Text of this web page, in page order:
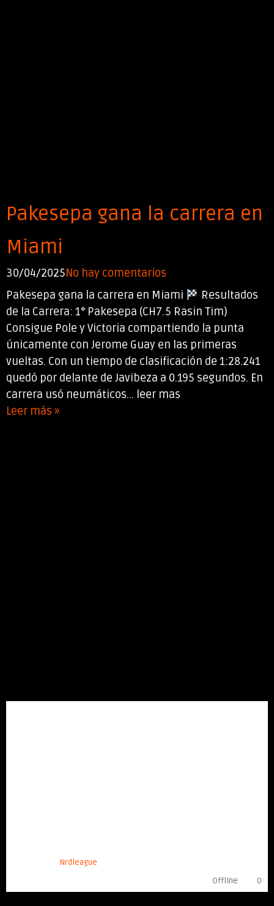
Pakesepa gana la carrera en
Miami
30/04/2025No hay comentarios
Pakesepa gana la carrera en Miami
Resultados
de la Carrera: 1° Pakesepa (CH7.5 Rasin Tim)
Consigue Pole y Victoria compartiendo la punta
únicamente con Jerome Guay en las primeras
vueltas. Con un tiempo de clasificación de 1:28.241
quedó por delante de Javibeza a 0.195 segundos. En
carrera usó neumáticos... leer mas
Leer más »
Nrdleague
Offline
0